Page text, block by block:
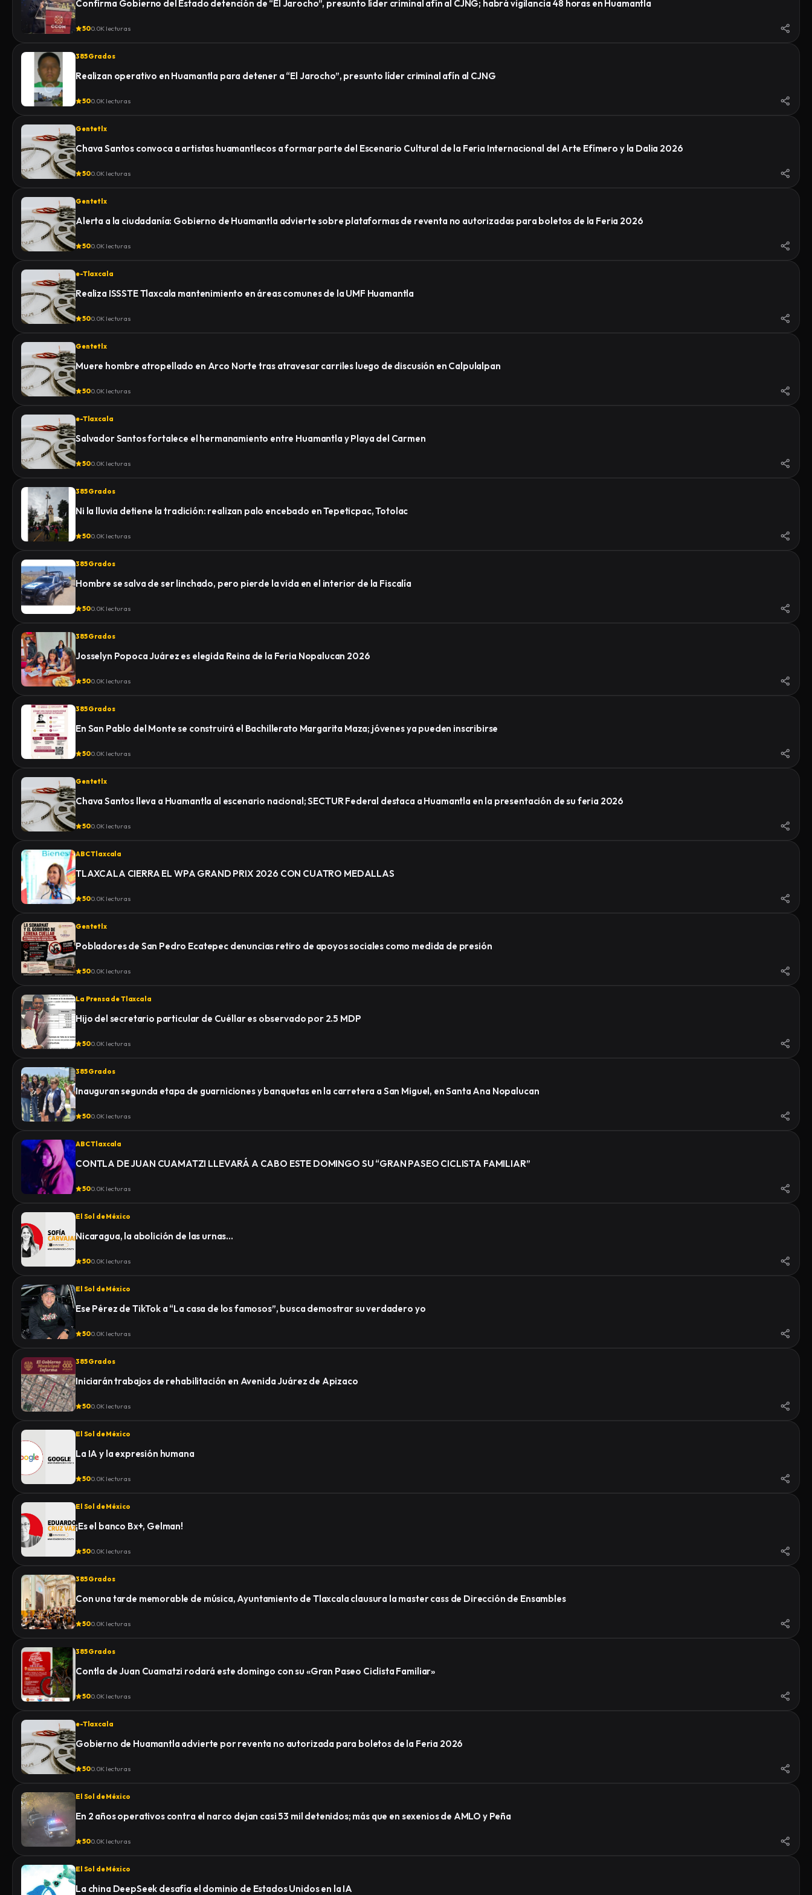
Confirma Gobierno del Estado detención de “El Jarocho”, presunto líder criminal afín al CJNG; habrá vigilancia 48 horas en Huamantla
500.0K lecturas
385 Grados
Realizan operativo en Huamantla para detener a “El Jarocho”, presunto líder criminal afín al CJNG
500.0K lecturas
Gentetlx
Chava Santos convoca a artistas huamantlecos a formar parte del Escenario Cultural de la Feria Internacional del Arte Efímero y la Dalia 2026
500.0K lecturas
Gentetlx
Alerta a la ciudadanía: Gobierno de Huamantla advierte sobre plataformas de reventa no autorizadas para boletos de la Feria 2026
500.0K lecturas
e-Tlaxcala
Realiza ISSSTE Tlaxcala mantenimiento en áreas comunes de la UMF Huamantla
500.0K lecturas
Gentetlx
Muere hombre atropellado en Arco Norte tras atravesar carriles luego de discusión en Calpulalpan
500.0K lecturas
e-Tlaxcala
Salvador Santos fortalece el hermanamiento entre Huamantla y Playa del Carmen
500.0K lecturas
385 Grados
Ni la lluvia detiene la tradición: realizan palo encebado en Tepeticpac, Totolac
500.0K lecturas
385 Grados
Hombre se salva de ser linchado, pero pierde la vida en el interior de la Fiscalía
500.0K lecturas
385 Grados
Josselyn Popoca Juárez es elegida Reina de la Feria Nopalucan 2026
500.0K lecturas
385 Grados
En San Pablo del Monte se construirá el Bachillerato Margarita Maza; jóvenes ya pueden inscribirse
500.0K lecturas
Gentetlx
Chava Santos lleva a Huamantla al escenario nacional; SECTUR Federal destaca a Huamantla en la presentación de su feria 2026
500.0K lecturas
ABC Tlaxcala
TLAXCALA CIERRA EL WPA GRAND PRIX 2026 CON CUATRO MEDALLAS
500.0K lecturas
Gentetlx
Pobladores de San Pedro Ecatepec denuncias retiro de apoyos sociales como medida de presión
500.0K lecturas
La Prensa de Tlaxcala
Hijo del secretario particular de Cuéllar es observado por 2.5 MDP
500.0K lecturas
385 Grados
Inauguran segunda etapa de guarniciones y banquetas en la carretera a San Miguel, en Santa Ana Nopalucan
500.0K lecturas
ABC Tlaxcala
CONTLA DE JUAN CUAMATZI LLEVARÁ A CABO ESTE DOMINGO SU “GRAN PASEO CICLISTA FAMILIAR”
500.0K lecturas
El Sol de México
Nicaragua, la abolición de las urnas…
500.0K lecturas
El Sol de México
Ese Pérez de TikTok a “La casa de los famosos”, busca demostrar su verdadero yo
500.0K lecturas
385 Grados
Iniciarán trabajos de rehabilitación en Avenida Juárez de Apizaco
500.0K lecturas
El Sol de México
La IA y la expresión humana
500.0K lecturas
El Sol de México
¡Es el banco Bx+, Gelman!
500.0K lecturas
385 Grados
Con una tarde memorable de música, Ayuntamiento de Tlaxcala clausura la master cass de Dirección de Ensambles
500.0K lecturas
385 Grados
Contla de Juan Cuamatzi rodará este domingo con su «Gran Paseo Ciclista Familiar»
500.0K lecturas
e-Tlaxcala
Gobierno de Huamantla advierte por reventa no autorizada para boletos de la Feria 2026
500.0K lecturas
El Sol de México
En 2 años operativos contra el narco dejan casi 53 mil detenidos; más que en sexenios de AMLO y Peña
500.0K lecturas
El Sol de México
La china DeepSeek desafía el dominio de Estados Unidos en la IA